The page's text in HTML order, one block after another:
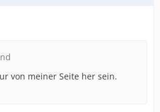
von meiner Seite her sein.